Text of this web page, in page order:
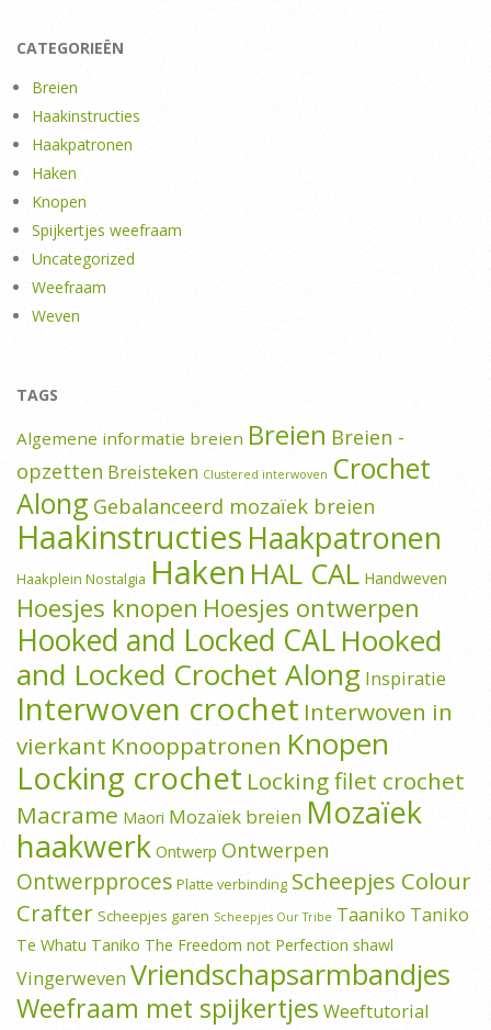
CATEGORIEËN
Breien
Haakinstructies
Haakpatronen
Haken
Knopen
Spijkertjes weefraam
Uncategorized
Weefraam
Weven
TAGS
Algemene informatie breien Breien Breien -
opzetten Breisteken Clustered interwoven Crochet
Along Gebalanceerd mozaïek breien
Haakinstructies Haakpatronen
Haakplein Nostalgia Haken HAL CAL Handweven
Hoesjes knopen Hoesjes ontwerpen
Hooked and Locked CALHooked
and Locked Crochet Along Inspiratie
Interwoven crochet Interwoven in
vierkant Knooppatronen Knopen
Locking crochet Locking filet crochet
Macrame Maori Mozaïek breien Mozaïek
haakwerk Ontwerp Ontwerpen
Ontwerpproces Platte verbinding Scheepjes Colour
Crafter Scheepjes garen Scheepjes Our Tribe Taaniko Taniko
Te Whatu Taniko The Freedom not Perfection shawl
Vingerweven Vriendschapsarmbandjes
Weefraam met spijkertjes Weeftutorial